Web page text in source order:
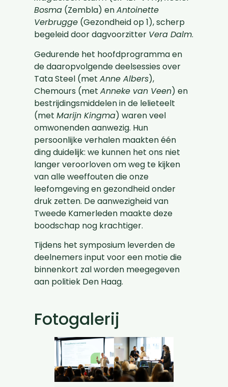
Bosma (Zembla) enAntoinette
Verbrugge (Gezondheid op 1), scherp
begeleid door dagvoorzitter Vera Dalm.
Gedurende het hoofdprogramma en
de daaropvolgende deelsessies over
Tata Steel (metAnne Albers),
Chemours (metAnneke van Veen) en
bestrijdingsmiddelen in de lelieteelt
(metMarijn Kingma) waren veel
omwonenden aanwezig. Hun
persoonlijke verhalen maakten één
ding duidelijk: we kunnen het ons niet
langer veroorloven om weg te kijken
van alle weeffouten die onze
leefomgeving en gezondheid onder
druk zetten. De aanwezigheid van
Tweede Kamerleden maakte deze
boodschap nog krachtiger.
Tijdens het symposium leverden de
deelnemers input voor een motie die
binnenkort zal worden meegegeven
aan politiek Den Haag.
Fotogalerij